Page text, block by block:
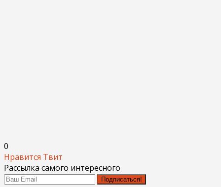
0
Нравится Твит
Рассылка самого интересного
Подписаться!